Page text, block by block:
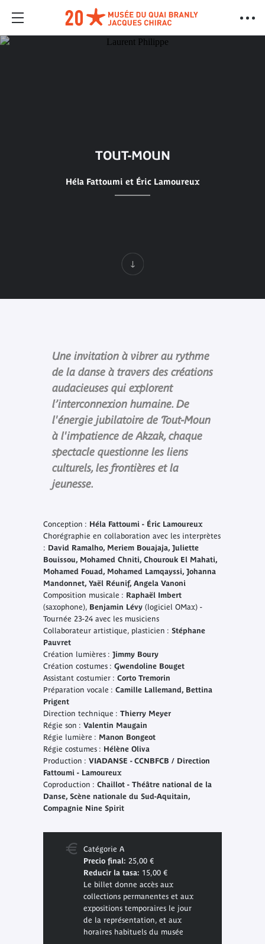
TOUT-MOUN
Héla Fattoumi et Éric Lamoureux
Une invitation à vibrer au rythme
de la danse à travers des créations
audacieuses qui explorent
l’interconnexion humaine. De
l'énergie jubilatoire de Tout-Moun
à l'impatience de Akzak, chaque
spectacle questionne les liens
culturels, les frontières et la
jeunesse.
Conception : Héla Fattoumi - Éric Lamoureux
Chorégraphie en collaboration avec les interprètes
: David Ramalho, Meriem Bouajaja, Juliette
Bouissou, Mohamed Chniti, Chourouk El Mahati,
Mohamed Fouad, Mohamed Lamqayssi, Johanna
Mandonnet, Yaël Réunif, Angela Vanoni
Composition musicale : Raphaël Imbert
(saxophone), Benjamin Lévy(logiciel OMax) -
Tournée 23-24 avec les musiciens
Collaborateur artistique, plasticien : Stéphane
Pauvret
Création lumières : Jimmy Boury
Création costumes : Gwendoline Bouget
Assistant costumier : Corto Tremorin
Préparation vocale : Camille Lallemand, Bettina
Prigent
Direction technique : Thierry Meyer
Régie son : Valentin Maugain
Régie lumière : Manon Bongeot
Régie costumes : Hélène Oliva
Production : VIADANSE - CCNBFCB / Direction
Fattoumi - Lamoureux
Coproduction : Chaillot - Théâtre national de la
Danse, Scène nationale du Sud-Aquitain,
Compagnie Nine Spirit
Catégorie A
Precio final: 25,00 €
Reducir la tasa: 15,00 €
Le billet donne accès aux
collections permanentes et aux
expositions temporaires le jour
de la représentation, et aux
horaires habituels du musée